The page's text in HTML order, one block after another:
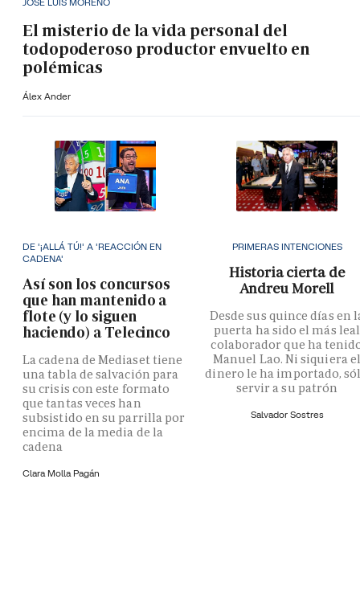
El misterio de la vida personal del
todopoderoso productor envuelto en
polémicas
Álex Ander
DE '¡ALLÁ TÚ!' A 'REACCIÓN EN
CADENA'
Así son los concursos
que han mantenido a
flote (y lo siguen
haciendo) a Telecinco
La cadena de Mediaset tiene
una tabla de salvación para
su crisis con este formato
que tantas veces han
subsistido en su parrilla por
encima de la media de la
cadena
Clara Molla Pagán
PRIMERAS INTENCIONES
Historia cierta de
Andreu Morell
Desde sus quince días en
puerta ha sido el más leal
colaborador que ha
Manuel Lao. Ni siquiera
dinero le ha importado,
servir a su patrón
Salvador Sostres